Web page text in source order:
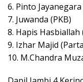
6. Pinto
7. Juwanda (PKB)
8. Hapis Hasbiallah
9. Izhar Majid
10. M.Chandra